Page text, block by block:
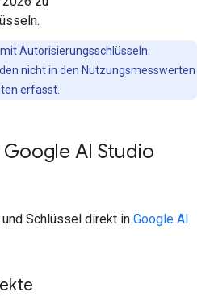
Autorisierungsschlüsseln
nicht in den Nutzungsmesswerten
erfasst.
AI Studio
Schlüssel direkt in Google AI